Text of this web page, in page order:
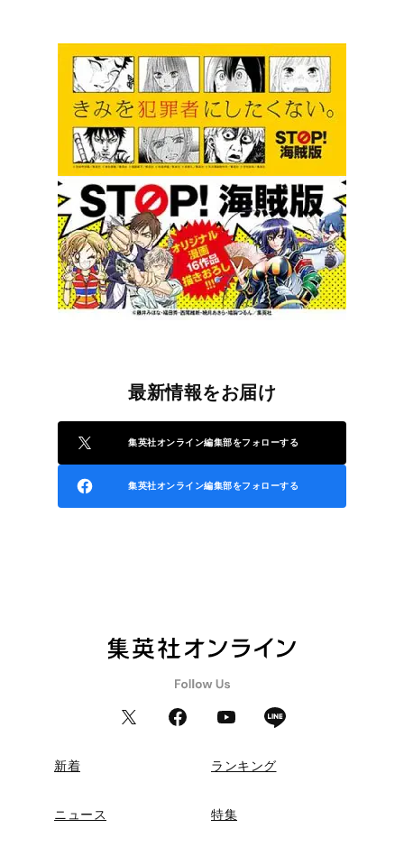
最新情報をお届け
集英社オンライン編集部をフォローする
集英社オンライン編集部をフォローする
新着 ランキング
ニュース 特集